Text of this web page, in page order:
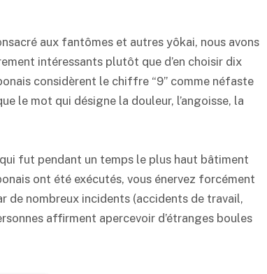
aux fantômes et autres yôkai, nous avons
intéressants plutôt que d’en choisir dix
considèrent le chiffre “9” comme néfaste
le mot qui désigne la douleur, l’angoisse, la
fut pendant un temps le plus haut bâtiment
ont été exécutés, vous énervez forcément
de nombreux incidents (accidents de travail,
affirment apercevoir d’étranges boules